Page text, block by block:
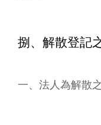
捌、解散登記
一、法人為解散